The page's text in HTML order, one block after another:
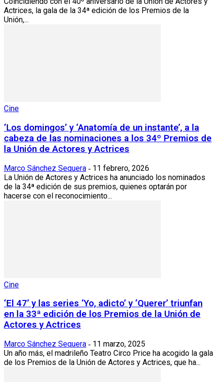
Actrices, la gala de la 34ª edición de los Premios de la
Unión,...
Cine
‘Los domingos’ y ‘Anatomía de un instante’, a la
cabeza de las nominaciones a los 34º Premios de
la Unión de Actores y Actrices
Marco Sánchez Sequera - 11 febrero, 2026
La Unión de Actores y Actrices ha anunciado los nominados
de la 34ª edición de sus premios, quienes optarán por
hacerse con el reconocimiento...
Cine
‘El 47’ y las series ‘Yo, adicto’ y ‘Querer’ triunfan
en la 33ª edición de los Premios de la Unión de
Actores y Actrices
Marco Sánchez Sequera - 11 marzo, 2025
Un año más, el madrileño Teatro Circo Price ha acogido la gala
de los Premios de la Unión de Actores y Actrices, que ha...